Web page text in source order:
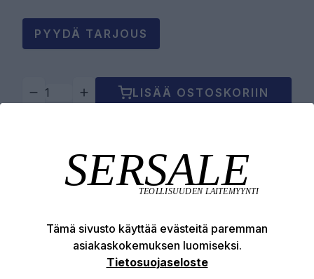
PYYDÄ TARJOUS
LISÄÄ OSTOSKORIIN
Tuotekuvaus
Tämä sivusto käyttää evästeitä paremman
asiakaskokemuksen luomiseksi.
Tietosuojaseloste